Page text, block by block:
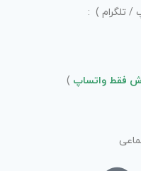
/ تلگرام ) :
فقط واتساپ )